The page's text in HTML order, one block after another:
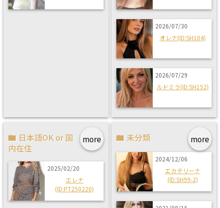
2026/07/30
オレナ(ID:SH104)
2026/07/29
ルドミラ(ID:SH152)
more
日本語OK or 国
内在住
2025/02/20
エレナ
(ID:PT250220)
more
未分類
2024/12/06
エカテリーナ
(ID:SH99-2)